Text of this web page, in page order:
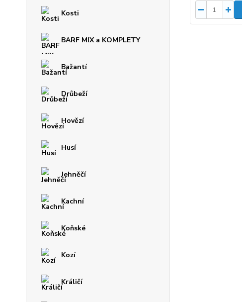
Kosti
BARF MIX a KOMPLETY
Bažantí
Drůbeží
Hovězí
Husí
Jehněčí
Kachní
Koňské
Kozí
Králičí